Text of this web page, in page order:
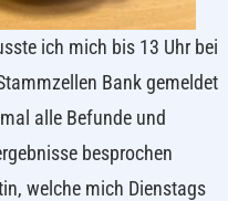
ich mich bis 13 Uhr bei
Bank gemeldet
alle Befunde und
besprochen
welche mich Dienstags